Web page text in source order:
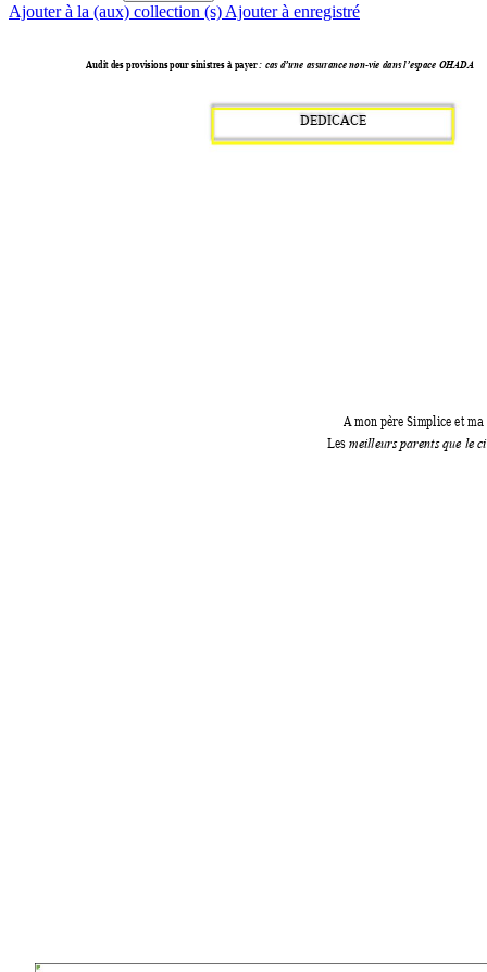
Ajouter à la (aux) collection (s) Ajouter à enregistré
Audit des provisions pour sinistres à payer : cas d’une assurance non-vie dans l’espace OHADA
A mon père Simplice
                                                                          Les
meilleurs parents que le
DEDICACE